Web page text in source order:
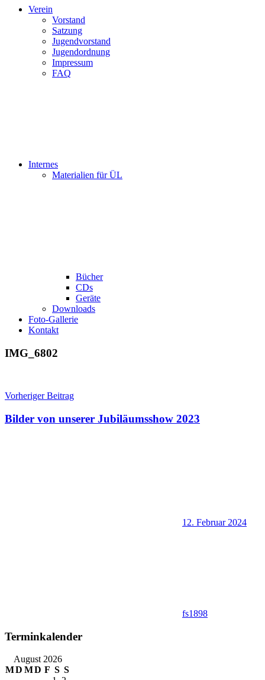
Verein
Vorstand
Satzung
Jugendvorstand
Jugendordnung
Impressum
FAQ
Internes
Materialien für ÜL
Bücher
CDs
Geräte
Downloads
Foto-Gallerie
Kontakt
IMG_6802
Beitragsnavigation
Vorheriger Beitrag
Bilder von unserer Jubiläumsshow 2023
12. Februar 2024
fs1898
Terminkalender
August 2026
MD MD F S S